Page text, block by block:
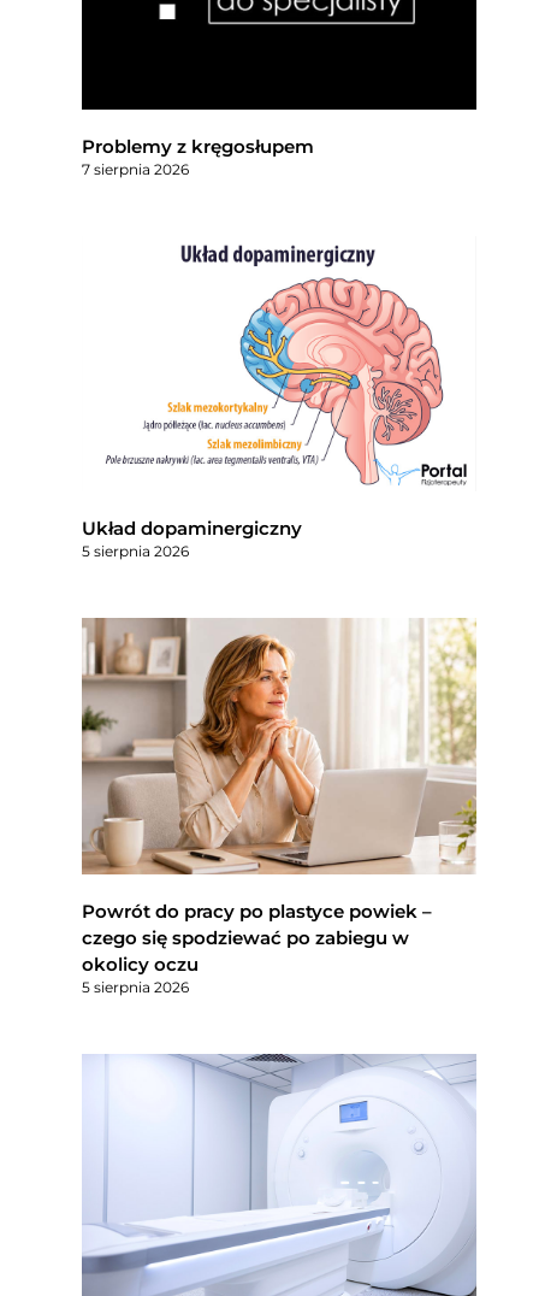
Problemy z kręgosłupem
7 sierpnia 2026
Układ dopaminergiczny
5 sierpnia 2026
Powrót do pracy po plastyce powiek –
czego się spodziewać po zabiegu w
okolicy oczu
5 sierpnia 2026